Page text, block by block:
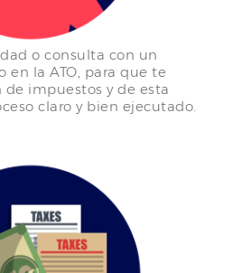
o consulta con un
en la ATO, para que te
impuestos y de esta
claro y bien ejecutado.